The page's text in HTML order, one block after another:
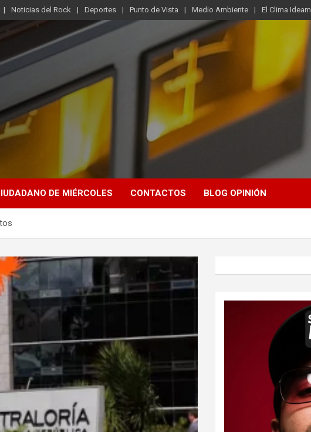
Noticias del Rock Deportes Punto de Vista Medio Ambiente El Clima Ideam
DE MIÉRCOLES CONTACTOS BLOG OPINIÓN